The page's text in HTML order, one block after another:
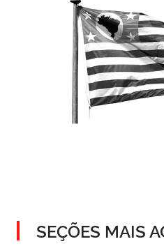
SEÇÕES MAIS